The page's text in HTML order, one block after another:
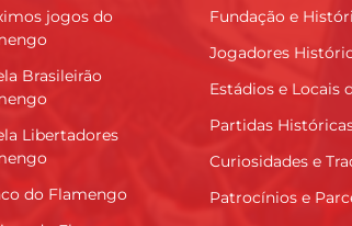
jogos do
Brasileirão
Libertadores
do Flamengo
Fundação e
Jogadores
Estádios e Locais
Partidas
Curiosidades e
Patrocínios e